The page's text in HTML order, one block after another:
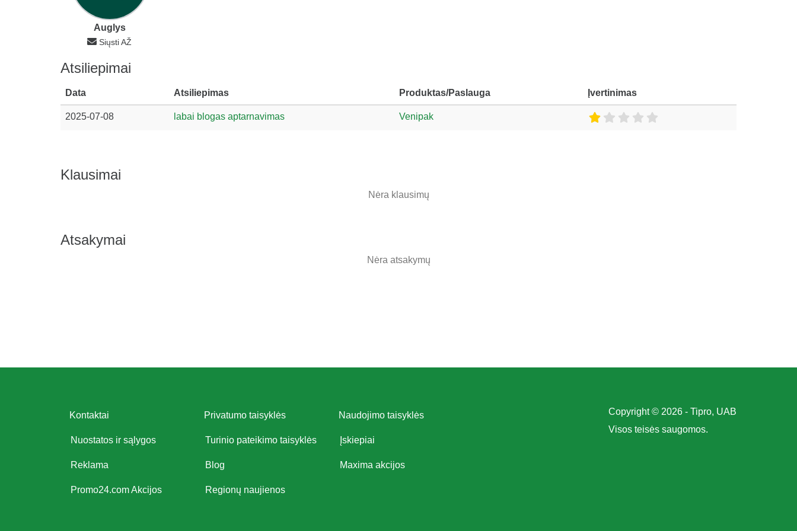
Auglys
Siųsti AŽ
Atsiliepimai
Data Atsiliepimas Produktas/Paslauga Įvertinimas
2025-07-08 labai blogas aptarnavimas Venipak
Klausimai
Nėra klausimų
Atsakymai
Nėra atsakymų
Kontaktai Privatumo taisyklės Naudojimo taisyklės
Nuostatos ir sąlygos Turinio pateikimo taisyklės Įskiepiai
Reklama Blog Maxima akcijos
Promo24.com Akcijos Regionų naujienos
Copyright © 2026 - Tipro, UAB
Visos teisės saugomos.